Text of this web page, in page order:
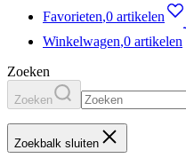
Favorieten,0 artikelen
Winkelwagen,0 artikelen
Zoeken
Zoeken
Zoekbalk sluiten